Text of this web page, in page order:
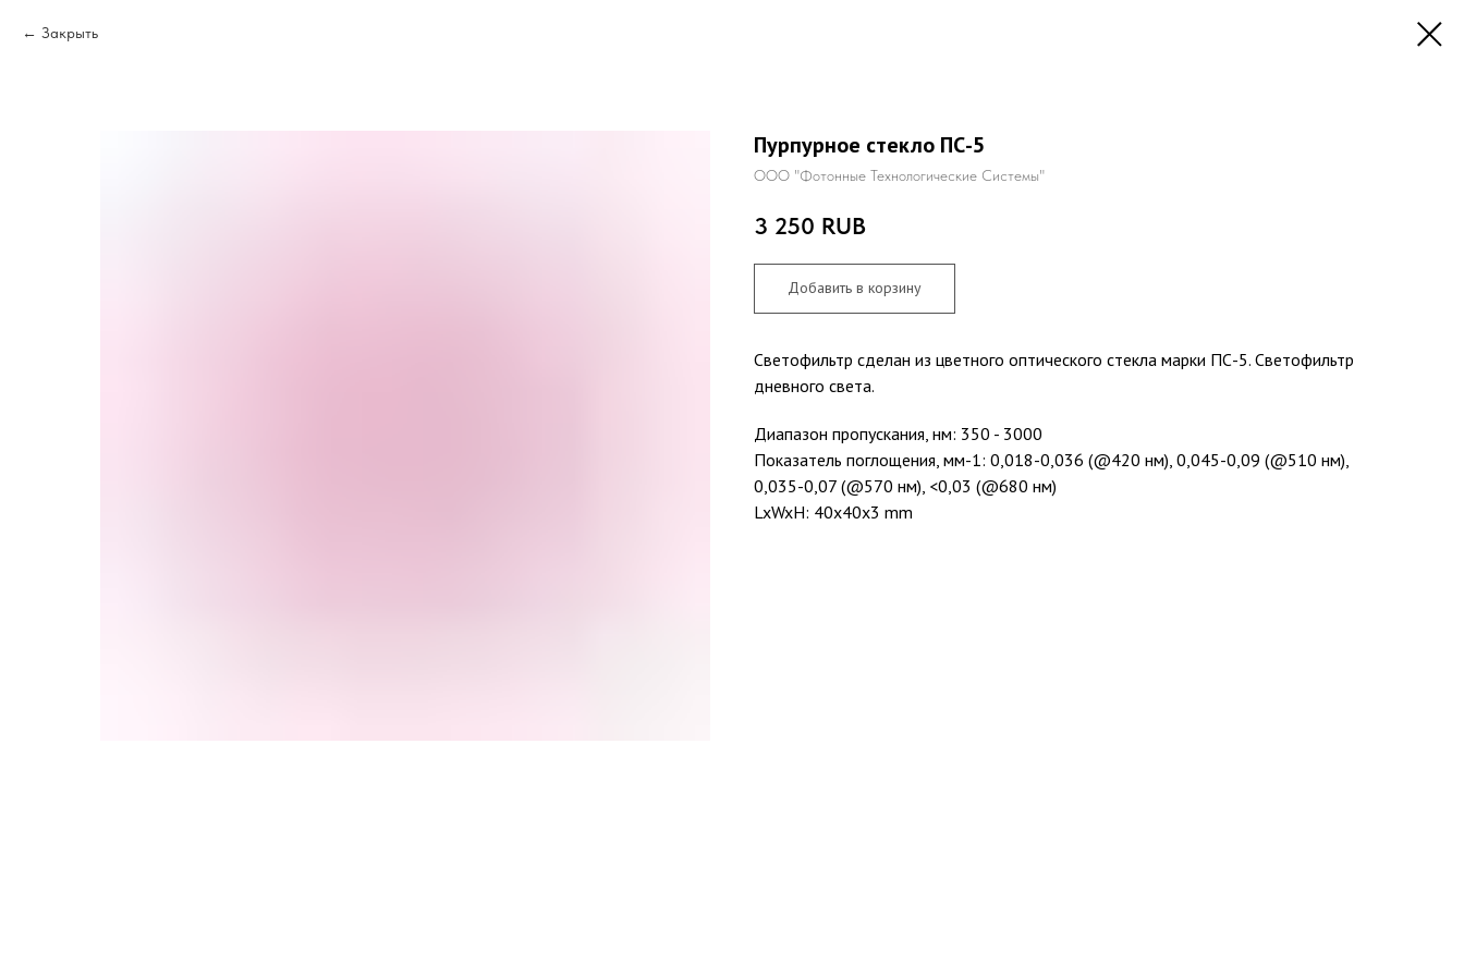
Закрыть
Пурпурное стекло ПС-5
ООО "Фотонные Технологические Системы"
3 250 RUB
Добавить в корзину
Светофильтр сделан из цветного оптического стекла марки ПС-5. Светофильтр
дневного света.
Диапазон пропускания, нм: 350 - 3000
Показатель поглощения, мм-1: 0,018-0,036 (@420 нм), 0,045-0,09 (@510 нм),
0,035-0,07 (@570 нм), <0,03 (@680 нм)
LxWxH: 40x40x3 mm